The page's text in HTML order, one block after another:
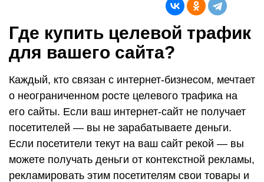
Где купить целевой трафик
для вашего сайта?
Каждый, кто связан с интернет-бизнесом, мечтает
о неограниченном росте целевого трафика на
его сайты. Если ваш интернет-сайт не получает
посетителей — вы не зарабатываете деньги.
Если посетители текут на ваш сайт рекой — вы
можете получать деньги от контекстной рекламы,
рекламировать этим посетителям свои товары и